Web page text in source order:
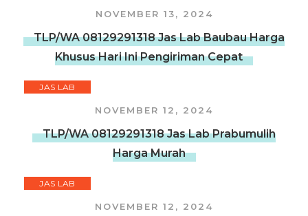
NOVEMBER 13, 2024
TLP/WA 08129291318 Jas Lab Baubau Harga
Khusus Hari Ini Pengiriman Cepat
JAS LAB
NOVEMBER 12, 2024
TLP/WA 08129291318 Jas Lab Prabumulih
Harga Murah
JAS LAB
NOVEMBER 12, 2024